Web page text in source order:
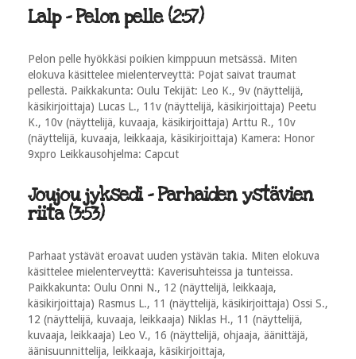
Lalp - Pelon pelle (2:57)
Pelon pelle hyökkäsi poikien kimppuun metsässä. Miten
elokuva käsittelee mielenterveyttä: Pojat saivat traumat
pellestä. Paikkakunta: Oulu Tekijät: Leo K., 9v (näyttelijä,
käsikirjoittaja) Lucas L., 11v (näyttelijä, käsikirjoittaja) Peetu
K., 10v (näyttelijä, kuvaaja, käsikirjoittaja) Arttu R., 10v
(näyttelijä, kuvaaja, leikkaaja, käsikirjoittaja) Kamera: Honor
9xpro Leikkausohjelma: Capcut
Joujou jyksedi - Parhaiden ystävien
riita (3:53)
Parhaat ystävät eroavat uuden ystävän takia. Miten elokuva
käsittelee mielenterveyttä: Kaverisuhteissa ja tunteissa.
Paikkakunta: Oulu Onni N., 12 (näyttelijä, leikkaaja,
käsikirjoittaja) Rasmus L., 11 (näyttelijä, käsikirjoittaja) Ossi S.,
12 (näyttelijä, kuvaaja, leikkaaja) Niklas H., 11 (näyttelijä,
kuvaaja, leikkaaja) Leo V., 16 (näyttelijä, ohjaaja, äänittäjä,
äänisuunnittelija, leikkaaja, käsikirjoittaja,